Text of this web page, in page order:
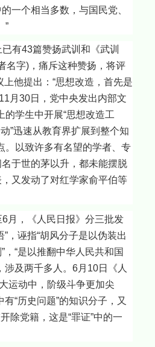
一个相当多数，与国民党、
”
有43篇赞扬武训和《武训
名字)，痛斥这种赞扬，将评
他提出：“思想改造，首先是
月30日，党中央发出内部文
学生中开展“思想改造工
”迅速从教育界扩展到整个知
。以致许多有名望的学者、专
于世的茅以升，都未能摆脱
又发动了对红学家俞平伯等
，《人民日报》分三批发
，诬指“胡风分子是以伪装出
“是以推翻中华人民共和国
涉及两千多人。6月10日《人
运动中，阶级斗争更加尖
“历史问题”的知识分子，又
除党籍，这是“罪证”中的一